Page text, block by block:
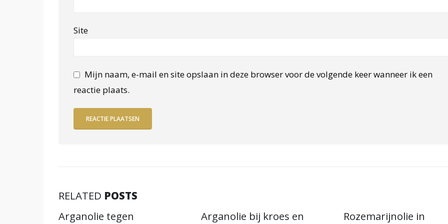
Site
Mijn naam, e-mail en site opslaan in deze browser voor de volgende keer wanneer ik een
reactie plaats.
RELATED POSTS
Arganolie tegen
Arganolie bij kroes en
Rozemarijnolie in